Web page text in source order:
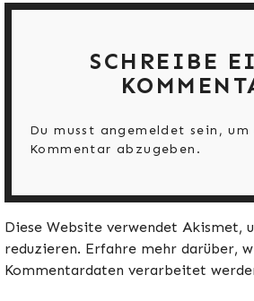
SCHREIBE
Du musst angemeldet sein, um
Kommentar abzugeben.
Diese Website verwendet Akismet,
reduzieren. Erfahre mehr darüber,
Kommentardaten verarbeitet